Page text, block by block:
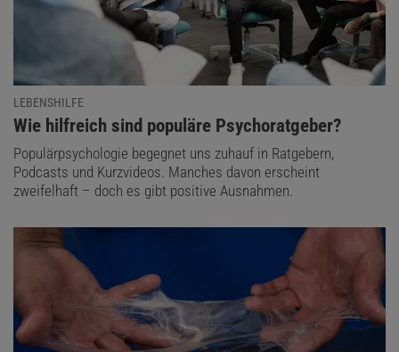
LEBENSHILFE
:
Wie hilfreich sind populäre Psychoratgeber?
Populärpsychologie begegnet uns zuhauf in Ratgebern,
Podcasts und Kurzvideos. Manches davon erscheint
zweifelhaft – doch es gibt positive Ausnahmen.